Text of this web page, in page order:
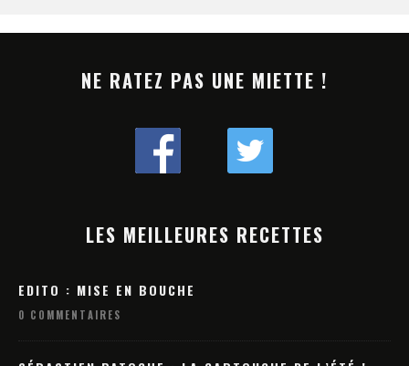
NE RATEZ PAS UNE MIETTE !
LES MEILLEURES RECETTES
EDITO : MISE EN BOUCHE
0 COMMENTAIRES